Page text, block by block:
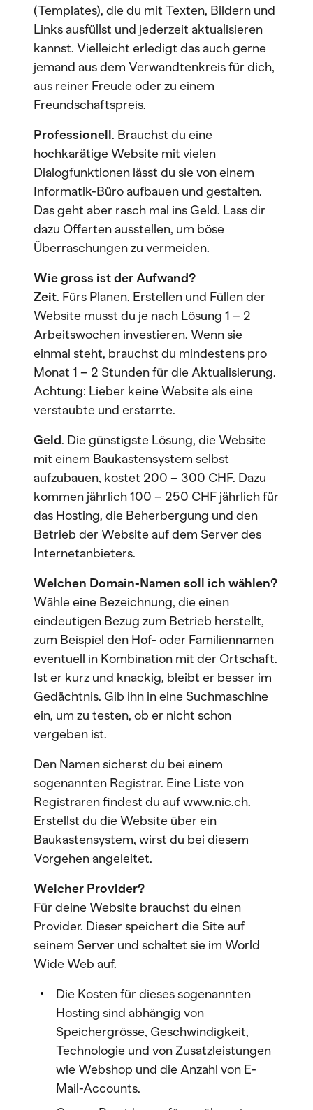
(Templates), die du mit Texten, Bildern und
Links ausfüllst und jederzeit aktualisieren
kannst. Vielleicht erledigt das auch gerne
jemand aus dem Verwandtenkreis für dich,
aus reiner Freude oder zu einem
Freundschaftspreis.
Professionell. Brauchst du eine
hochkarätige Website mit vielen
Dialogfunktionen lässt du sie von einem
Informatik-Büro aufbauen und gestalten.
Das geht aber rasch mal ins Geld. Lass dir
dazu Offerten ausstellen, um böse
Überraschungen zu vermeiden.
Wie gross ist der Aufwand?
Zeit. Fürs Planen, Erstellen und Füllen der
Website musst du je nach Lösung 1 – 2
Arbeitswochen investieren. Wenn sie
einmal steht, brauchst du mindestens pro
Monat 1 – 2 Stunden für die Aktualisierung.
Achtung: Lieber keine Website als eine
verstaubte und erstarrte.
Geld. Die günstigste Lösung, die Website
mit einem Baukastensystem selbst
aufzubauen, kostet 200 – 300 CHF. Dazu
kommen jährlich 100 – 250 CHF jährlich für
das Hosting, die Beherbergung und den
Betrieb der Website auf dem Server des
Internetanbieters.
Welchen Domain-Namen soll ich wählen?
Wähle eine Bezeichnung, die einen
eindeutigen Bezug zum Betrieb herstellt,
zum Beispiel den Hof- oder Familiennamen
eventuell in Kombination mit der Ortschaft.
Ist er kurz und knackig, bleibt er besser im
Gedächtnis. Gib ihn in eine Suchmaschine
ein, um zu testen, ob er nicht schon
vergeben ist.
Den Namen sicherst du bei einem
sogenannten Registrar. Eine Liste von
Registraren findest du auf www.nic.ch.
Erstellst du die Website über ein
Baukastensystem, wirst du bei diesem
Vorgehen angeleitet.
Welcher Provider?
Für deine Website brauchst du einen
Provider. Dieser speichert die Site auf
seinem Server und schaltet sie im World
Wide Web auf.
Die Kosten für dieses sogenannten
Hosting sind abhängig von
Speichergrösse, Geschwindigkeit,
Technologie und von Zusatzleistungen
wie Webshop und die Anzahl von E-
Mail-Accounts.